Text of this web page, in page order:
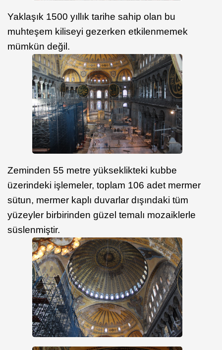
Yaklaşık 1500 yıllık tarihe sahip olan bu
muhteşem kiliseyi gezerken etkilenmemek
mümkün değil.
Zeminden 55 metre yükseklikteki kubbe
üzerindeki işlemeler, toplam 106 adet mermer
sütun, mermer kaplı duvarlar dışındaki tüm
yüzeyler birbirinden güzel temalı mozaiklerle
süslenmiştir.